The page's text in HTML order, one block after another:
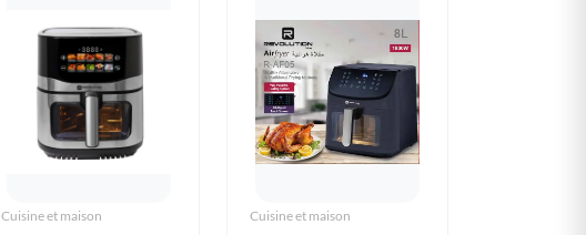
Cuisine et maison Cuisine et maison